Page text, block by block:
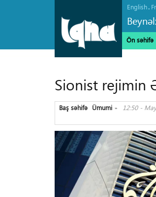
English.
Ön səhifə
Sionist rejimin
Baş səhifə »
Ümumi 12:50 -